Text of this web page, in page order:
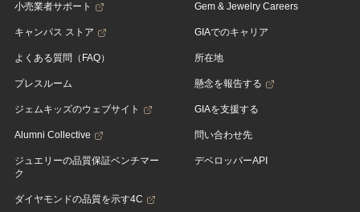
小売業者サポート
キャンパス ストア
よくある質問（FAQ）
プレスルーム
ジェムキッズのウェブサイト
Alumni Collective
ジュエリーの品質保証ベンチマー
ク
ダイヤモンドの品質を示す4C
Gem & Jewelry Careers
GIAでのキャリア
所在地
懸念を報告する
GIAを支援する
問い合わせ先
デベロッパーAPI